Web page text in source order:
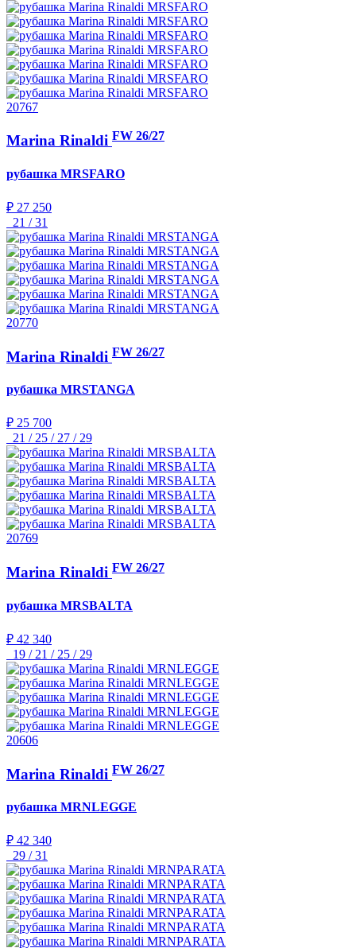
20767
Marina Rinaldi FW 26/27
рубашка MRSFARO
₽ 27 250
21 / 31
20770
Marina Rinaldi FW 26/27
рубашка MRSTANGA
₽ 25 700
21 / 25 / 27 / 29
20769
Marina Rinaldi FW 26/27
рубашка MRSBALTA
₽ 42 340
19 / 21 / 25 / 29
20606
Marina Rinaldi FW 26/27
рубашка MRNLEGGE
₽ 42 340
29 / 31